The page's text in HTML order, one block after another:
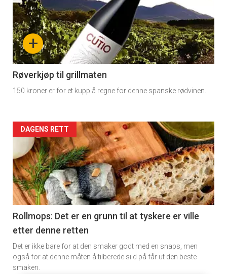
detail
-
section
11
Dagens
rett
2
+
Røverkjøp til grillmaten
150 kroner er for et kupp å regne for denne spanske rødvinen.
Artikler
detail
-
section
11
Ukens
vin
DAGENS RETT
Rollmops: Det er en grunn til at tyskere er ville
etter denne retten
Det er ikke bare for at den smaker godt med en snaps, men
også for at denne måten å tilberede sild på får ut den beste
smaken.